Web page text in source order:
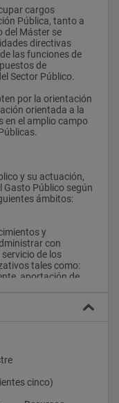
cargos
Pública, tanto a
del Máster se
directivas
las funciones de
de
Sector Público.
por la orientación
orientada a la
en el amplio campo
y su actuación,
Gasto Público según
ámbitos:
y
con
de los
tales como:
aportación de
gestión
habilidades de
potenciación de la
de las nuevas